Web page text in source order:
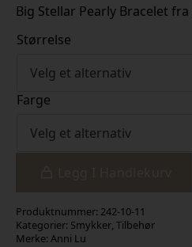
Big Stellar Pearly Bracelet
Størrelse
Farge
Produktnummer: 242-10-11
Kategorier: Smykker, Tilbehør
Merke: Anni Lu